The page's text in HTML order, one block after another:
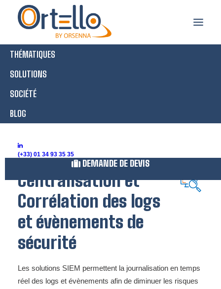
THÉMATIQUES
SOLUTIONS
SOCIÉTÉ
BLOG
(+33) 01 34 93 35 35
DEMANDE DE DEVIS
SIEM
Centralisation et
Corrélation des logs
et évènements de
sécurité
Les solutions SIEM permettent la journalisation en temps
réel des logs et évènements afin de diminuer les risques